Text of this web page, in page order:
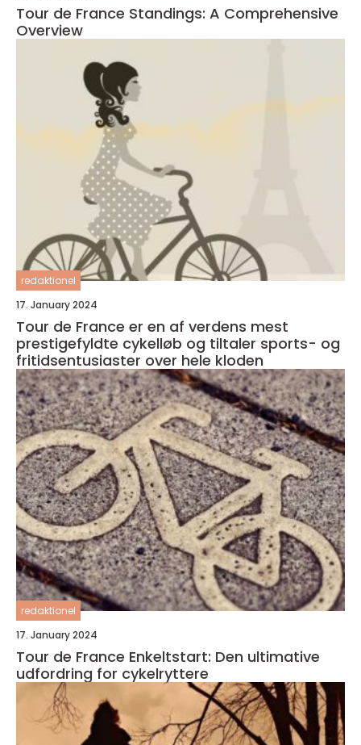
Tour de France Standings: A Comprehensive
Overview
redaktionel
17. January 2024
Tour de France er en af verdens mest
prestigefyldte cykelløb og tiltaler sports- og
fritidsentusiaster over hele kloden
redaktionel
17. January 2024
Tour de France Enkeltstart: Den ultimative
udfordring for cykelryttere